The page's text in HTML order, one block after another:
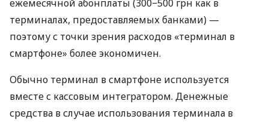
ежемесячной абонплаты (300−500 грн как в
терминалах, предоставляемых банками) —
поэтому с точки зрения расходов «терминал в
смартфоне» более экономичен.
Обычно терминал в смартфоне используется
вместе с кассовым интегратором. Денежные
средства в случае использования терминала в